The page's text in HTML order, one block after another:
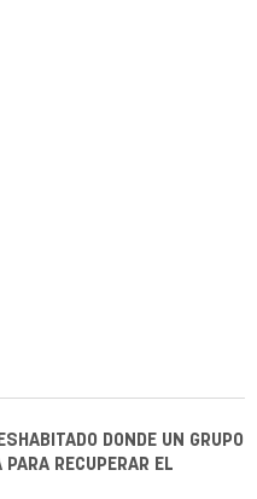
DONDE UN GRUPO
PARA RECUPERAR EL